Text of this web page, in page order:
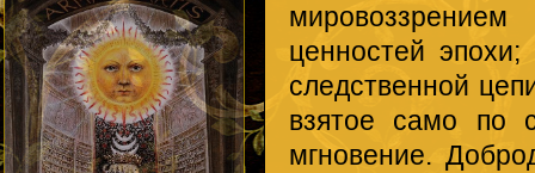
ценностей
следственной
взятое само по
мгновение.